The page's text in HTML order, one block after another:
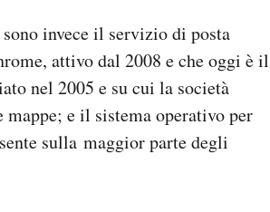
invece il servizio di posta
attivo dal 2008 e che oggi è il
nel 2005 e su cui la società
e il sistema operativo per
sulla maggior parte degli